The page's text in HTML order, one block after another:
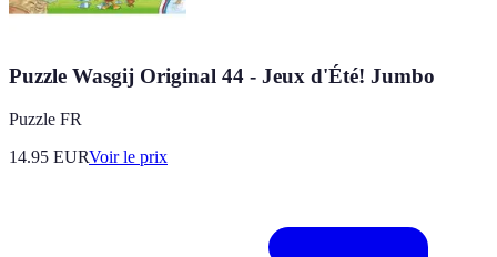
Puzzle Wasgij Original 44 - Jeux d'Été! Jumbo
Puzzle FR
14.95 EURVoir le prix